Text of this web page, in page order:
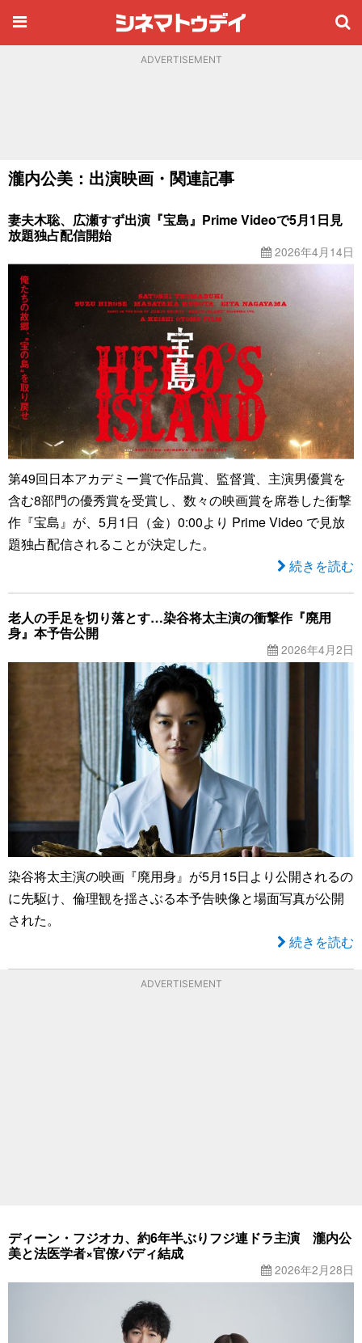
ADVERTISEMENT
瀧内公美：出演映画・関連記事
妻夫木聡、広瀬すず出演『宝島』Prime Videoで5月1日見
放題独占配信開始
2026年4月14日
第49回日本アカデミー賞で作品賞、監督賞、主演男優賞を
含む8部門の優秀賞を受賞し、数々の映画賞を席巻した衝撃
作『宝島』が、5月1日（金）0:00より Prime Video で見放
題独占配信されることが決定した。
続きを読む
老人の手足を切り落とす…染谷将太主演の衝撃作『廃用
身』本予告公開
2026年4月2日
染谷将太主演の映画『廃用身』が5月15日より公開されるの
に先駆け、倫理観を揺さぶる本予告映像と場面写真が公開
された。
続きを読む
ADVERTISEMENT
ディーン・フジオカ、約6年半ぶりフジ連ドラ主演 瀧内公
美と法医学者×官僚バディ結成
2026年2月28日